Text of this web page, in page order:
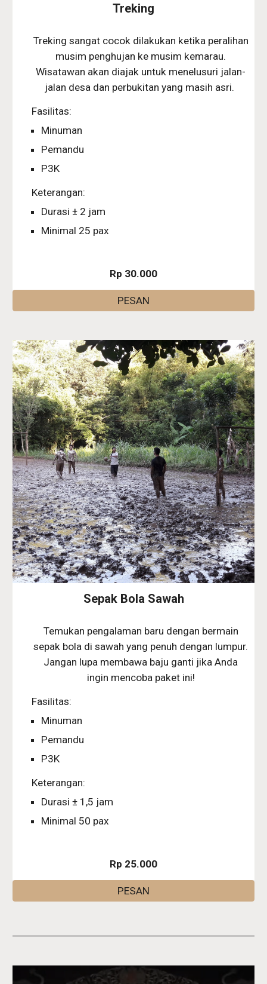
Treking
Treking sangat cocok dilakukan ketika peralihan
musim penghujan ke musim kemarau.
Wisatawan akan diajak untuk menelusuri jalan-
jalan desa dan perbukitan yang masih asri.
Fasilitas:
Minuman
Pemandu
P3K
Keterangan:
Durasi ± 2 jam
Minimal 25 pax
Rp 30.000
PESAN
Sepak Bola Sawah
Temukan pengalaman baru dengan bermain
sepak bola di sawah yang penuh dengan lumpur.
Jangan lupa membawa baju ganti jika Anda
ingin mencoba paket ini!
Fasilitas:
Minuman
Pemandu
P3K
Keterangan:
Durasi ± 1,5 jam
Minimal 50 pax
Rp 25.000
PESAN